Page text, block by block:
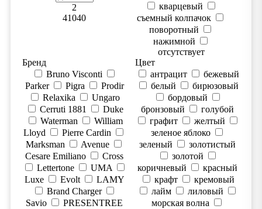
2
41040
кварцевый
съемный колпачок
поворотный
нажимной
отсутствует
Цвет
антрацит
бежевый
белый
бирюзовый
бордовый
бронзовый
голубой
графит
желтый
зеленое яблоко
зеленый
золотистый
золотой
коричневый
красный
крафт
кремовый
лайм
лиловый
морская волна
Бренд
Bruno Visconti
Parker
Pigra
Prodir
Relaxika
Ungaro
Cerruti 1881
Duke
Waterman
William
Lloyd
Pierre Cardin
Marksman
Avenue
Cesare Emiliano
Cross
Lettertone
UMA
Luxe
Evolt
LAMY
Brand Charger
Savio
PRESENTREE